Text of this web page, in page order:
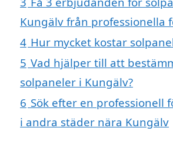
Kungälv från professionella
4 Hur mycket kostar
5 Vad hjälper till att
solpaneler i Kungälv?
6 Sök efter en professionell
i andra städer nära Kungälv